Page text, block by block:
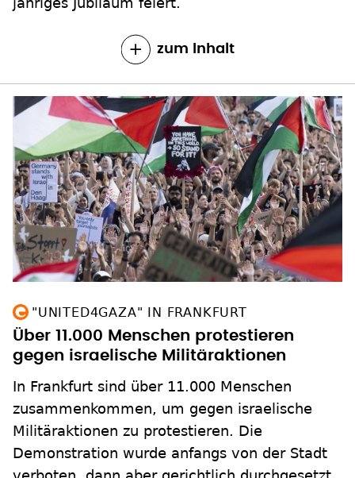
zum Inhalt
"UNITED4GAZA" IN FRANKFURT
Über 11.000 Menschen protestieren
gegen israelische Militäraktionen
In Frankfurt sind über 11.000 Menschen
zusammenkommen, um gegen israelische
Militäraktionen zu protestieren. Die
Demonstration wurde anfangs von der Stadt